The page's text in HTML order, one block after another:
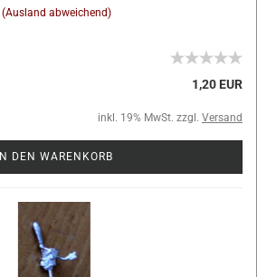
(Ausland abweichend)
1,20 EUR
inkl. 19% MwSt. zzgl. Versand
IN DEN WARENKORB